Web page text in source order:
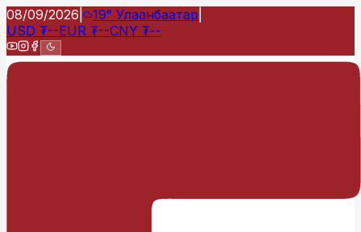
08/09/2026 19° Улаанбаатар
USD ₮--EUR ₮--CNY ₮--